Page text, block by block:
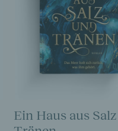
Ein Haus aus